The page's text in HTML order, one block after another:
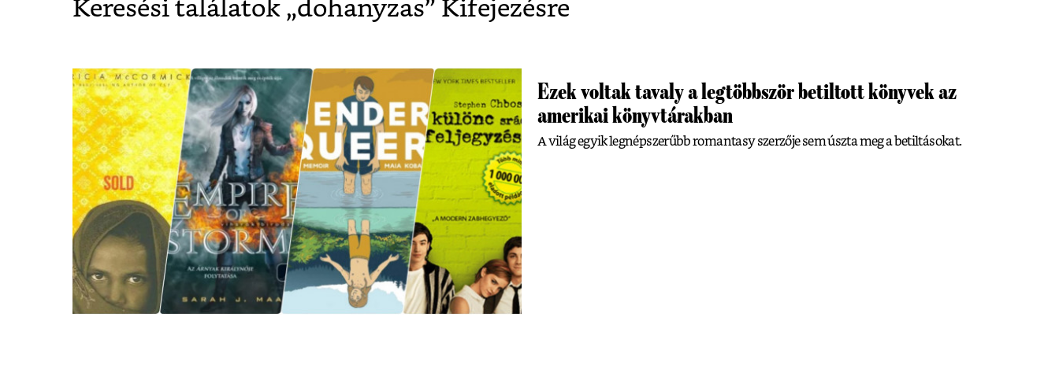
Keresési találatok „dohanyzas” Kifejezésre
Ezek voltak tavaly a legtöbbször betiltott könyvek az
amerikai könyvtárakban
A világ egyik legnépszerűbb romantasy szerzője sem úszta meg a betiltásokat.